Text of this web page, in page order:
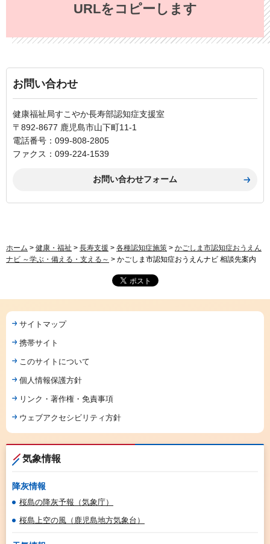
URLをコピーします
お問い合わせ
健康福祉局すこやか長寿部認知症支援室
〒892-8677 鹿児島市山下町11-1
電話番号：099-808-2805
ファクス：099-224-1539
ホーム > 健康・福祉 > 長寿支援 > 各種認知症施策 > かごしま市認知症おうえん
ナビ ～学ぶ・備える・支える～ > かごしま市認知症おうえんナビ 相談先案内
サイトマップ
携帯サイト
このサイトについて
個人情報保護方針
リンク・著作権・免責事項
ウェブアクセシビリティ方針
気象情報
降灰情報
桜島の降灰予報（気象庁）
桜島上空の風（鹿児島地方気象台）